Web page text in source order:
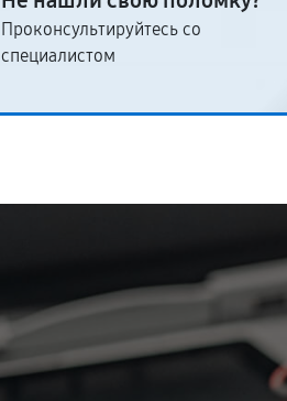
Проконсультируйтесь со
специалистом